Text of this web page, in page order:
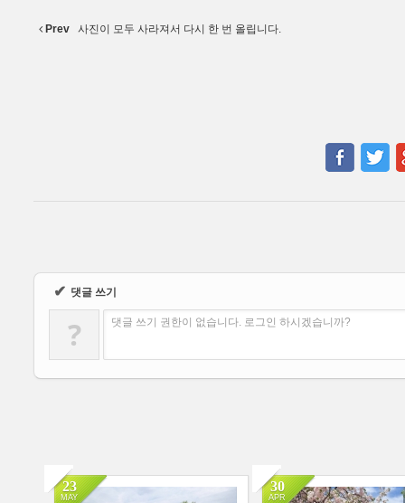
Prev 사진이 모두 사라져서 다시 한 번 올립니다.
✔ 댓글 쓰기
? 댓글 쓰기 권한이 없습니다. 로그인 하시겠습니까?
23
MAY
30
APR